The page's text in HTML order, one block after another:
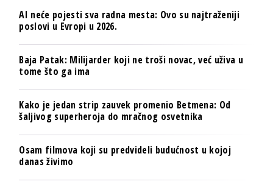
AI neće pojesti sva radna mesta: Ovo su najtraženiji
poslovi u Evropi u 2026.
Baja Patak: Milijarder koji ne troši novac, već uživa u
tome što ga ima
Kako je jedan strip zauvek promenio Betmena: Od
šaljivog superheroja do mračnog osvetnika
Osam filmova koji su predvideli budućnost u kojoj
danas živimo